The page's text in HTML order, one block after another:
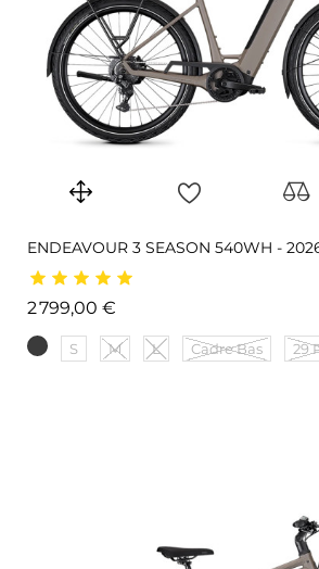
ENDEAVOUR 3 SEASON 540WH -
2 799,00 €
S M L Cadre Bas 29